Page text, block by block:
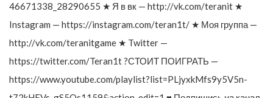
46671338_28290655 ★ Я в вк — http://vk.com/teranit ★
Instagram — https://instagram.com/teran1t/ ★ Моя группа —
http://vk.com/teranitgame ★ Twitter —
https://twitter.com/Teran1t ?СТОИТ ПОИГРАТЬ —
https://www.youtube.com/playlist?list=PLjyxkMfs9y5V5n-